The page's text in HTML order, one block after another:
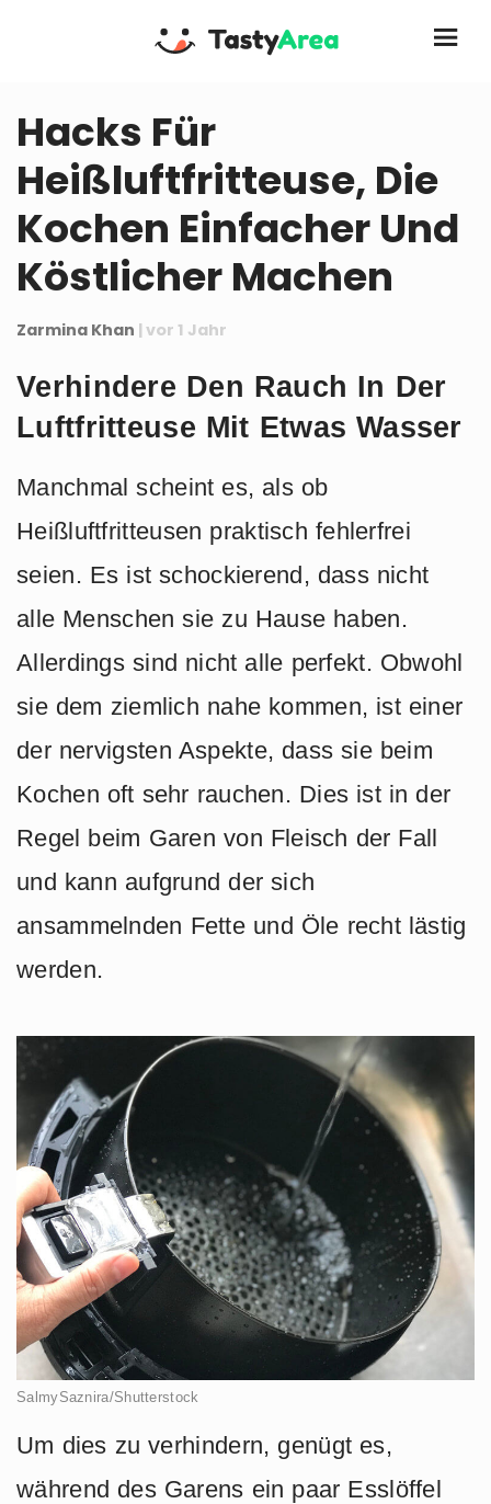
Hacks Für
Heißluftfritteuse, Die
Kochen Einfacher Und
Köstlicher Machen
Zarmina Khan | vor 1 Jahr
Verhindere Den Rauch In Der
Luftfritteuse Mit Etwas Wasser
Manchmal scheint es, als ob
Heißluftfritteusen praktisch fehlerfrei
seien. Es ist schockierend, dass nicht
alle Menschen sie zu Hause haben.
Allerdings sind nicht alle perfekt. Obwohl
sie dem ziemlich nahe kommen, ist einer
der nervigsten Aspekte, dass sie beim
Kochen oft sehr rauchen. Dies ist in der
Regel beim Garen von Fleisch der Fall
und kann aufgrund der sich
ansammelnden Fette und Öle recht lästig
werden.
SalmySaznira/Shutterstock
Um dies zu verhindern, genügt es,
während des Garens ein paar Esslöffel